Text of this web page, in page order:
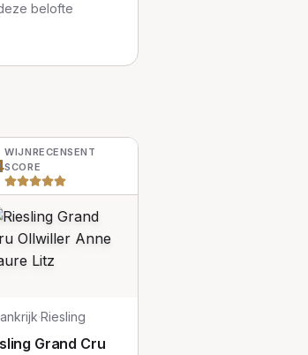
belofte
WIJNRECENSENT
SCORE
·Riesling
Grand Cru